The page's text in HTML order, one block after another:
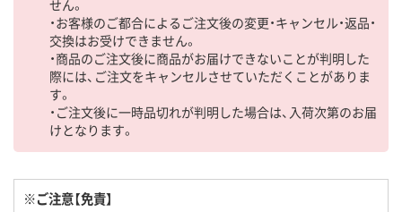
せん。
・お客様のご都合によるご注文後の変更・キャンセル・返品・
交換はお受けできません。
・商品のご注文後に商品がお届けできないことが判明した
際には、ご注文をキャンセルさせていただくことがありま
す。
・ご注文後に一時品切れが判明した場合は、入荷次第のお届
けとなります。
※ご注意【免責】